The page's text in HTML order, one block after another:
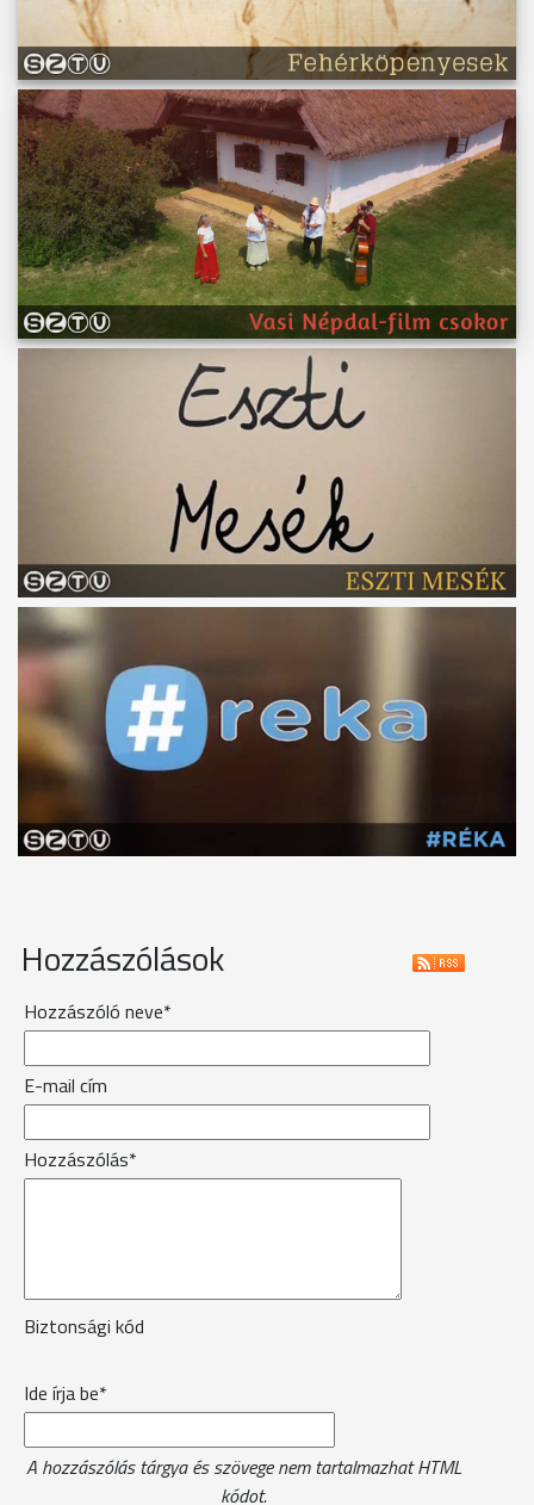
Hozzászólások
Hozzászóló neve*
E-mail cím
Hozzászólás*
Biztonsági kód
Ide írja be*
A hozzászólás tárgya és szövege nem tartalmazhat HTML
kódot.